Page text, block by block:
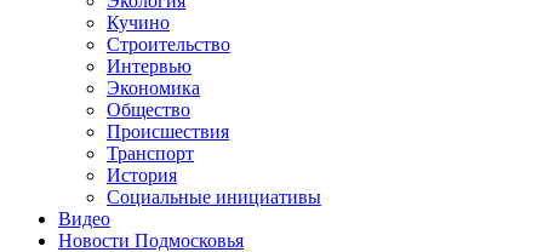
Кучино
Строительство
Интервью
Экономика
Общество
Происшествия
Транспорт
История
Социальные инициативы
Видео
Новости Подмосковья